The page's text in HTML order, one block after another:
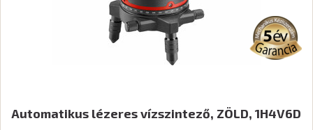
Automatikus lézeres vízszintező, ZÖLD, 1H4V6D